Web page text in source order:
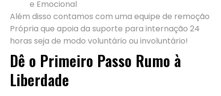
e Emocional
Além disso contamos com uma equipe de remoção
Própria que apoia da suporte para internação 24
horas seja de modo voluntário ou involuntário!
Dê o Primeiro Passo Rumo à
Liberdade